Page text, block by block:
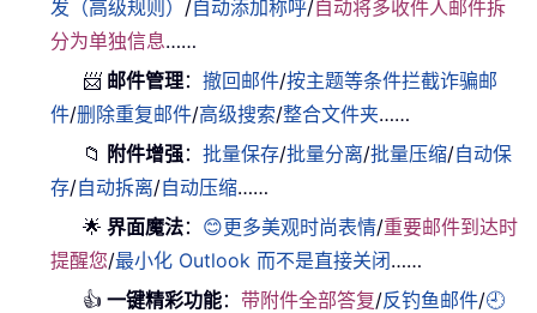
发（高级规则） /自动添加称呼/自动将多收件人邮件拆
分为单独信息……
📨 邮件管理：撤回邮件/按主题等条件拦截诈骗邮
件/删除重复邮件/高级搜索/整合文件夹……
📁 附件增强：批量保存/批量分离/批量压缩/自动保
存/自动拆离/自动压缩……
🌟 界面魔法： 😊更多美观时尚表情/重要邮件到达时
提醒您/最小化 Outlook 而不是直接关闭……
👍 一键精彩功能：带附件全部答复/反钓鱼邮件/🕘